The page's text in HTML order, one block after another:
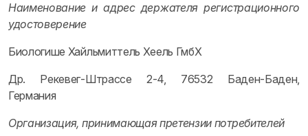
Наименование и адрес держателя регистрационного
удостоверение
Биологише Хайльмиттель Хеель ГмбХ
Др. Рекевег-Штрассе 2-4, 76532 Баден-Баден,
Германия
Организация, принимающая претензии потребителей